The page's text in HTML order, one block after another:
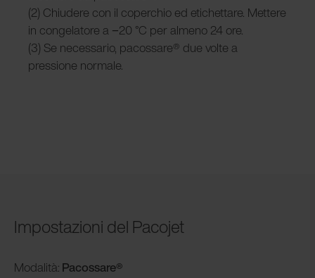
(2) Chiudere con il coperchio ed etichettare. Mettere
in congelatore a −20 °C per almeno 24 ore.
(3) Se necessario, pacossare® due volte a
pressione normale.
Impostazioni del Pacojet
Modalità: Pacossare®